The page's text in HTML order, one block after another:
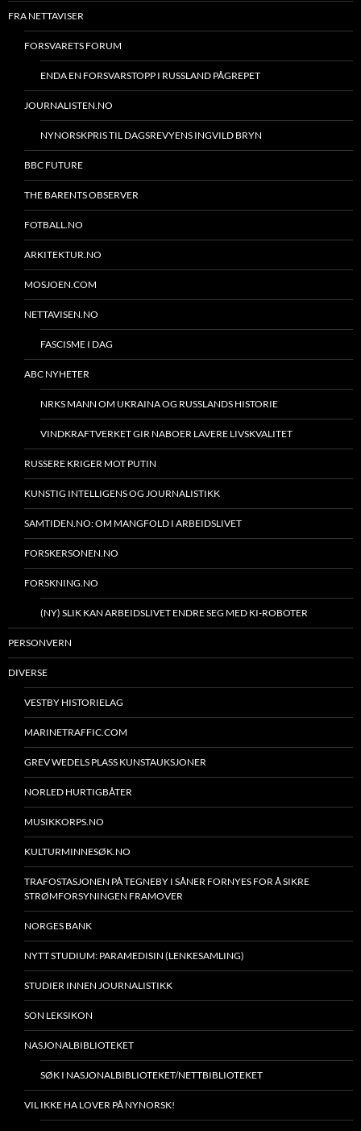
FRA NETTAVISER
FORSVARETS FORUM
ENDA EN FORSVARSTOPP I RUSSLAND PÅGREPET
JOURNALISTEN.NO
NYNORSKPRIS TIL DAGSREVYENS INGVILD BRYN
BBC FUTURE
THE BARENTS OBSERVER
FOTBALL.NO
ARKITEKTUR.NO
MOSJOEN.COM
NETTAVISEN.NO
FASCISME I DAG
ABC NYHETER
NRKS MANN OM UKRAINA OG RUSSLANDS HISTORIE
VINDKRAFTVERKET GIR NABOER LAVERE LIVSKVALITET
RUSSERE KRIGER MOT PUTIN
KUNSTIG INTELLIGENS OG JOURNALISTIKK
SAMTIDEN.NO: OM MANGFOLD I ARBEIDSLIVET
FORSKERSONEN.NO
FORSKNING.NO
(NY) SLIK KAN ARBEIDSLIVET ENDRE SEG MED KI-ROBOTER
PERSONVERN
DIVERSE
VESTBY HISTORIELAG
MARINETRAFFIC.COM
GREV WEDELS PLASS KUNSTAUKSJONER
NORLED HURTIGBÅTER
MUSIKKORPS.NO
KULTURMINNESØK.NO
TRAFOSTASJONEN PÅ TEGNEBY I SÅNER FORNYES FOR Å SIKRE
STRØMFORSYNINGEN FRAMOVER
NORGES BANK
NYTT STUDIUM: PARAMEDISIN (LENKESAMLING)
STUDIER INNEN JOURNALISTIKK
SON LEKSIKON
NASJONALBIBLIOTEKET
SØK I NASJONALBIBLIOTEKET/NETTBIBLIOTEKET
VIL IKKE HA LOVER PÅ NYNORSK!